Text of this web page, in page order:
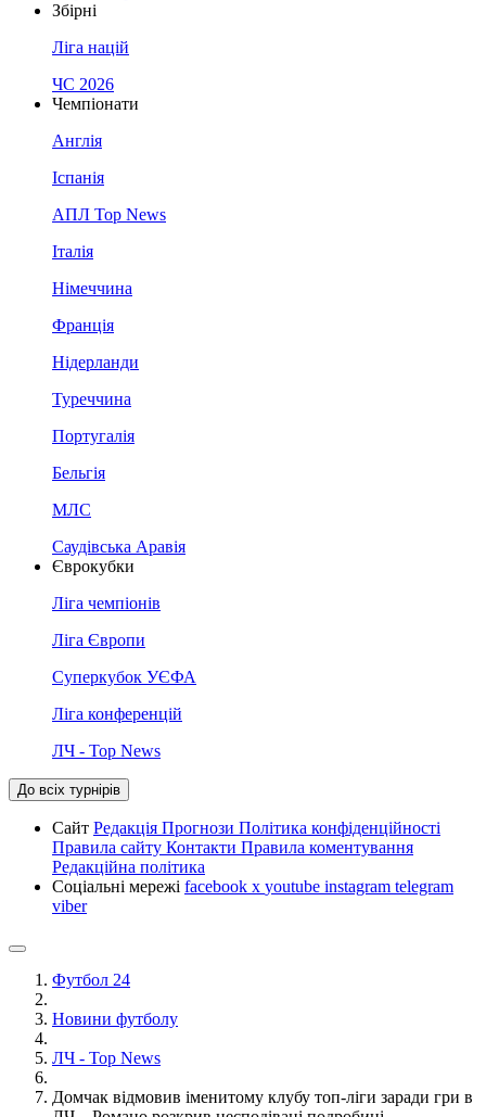
Збірні
Ліга націй
ЧС 2026
Чемпіонати
Англія
Іспанія
АПЛ Top News
Італія
Німеччина
Франція
Нідерланди
Туреччина
Португалія
Бельгія
МЛС
Саудівська Аравія
Єврокубки
Ліга чемпіонів
Ліга Європи
Суперкубок УЄФА
Ліга конференцій
ЛЧ - Top News
До всіх турнірів
Сайт Редакція Прогнози Політика конфіденційності
Правила сайту Контакти Правила коментування
Редакційна політика
Соціальні мережі facebook x youtube instagram telegram
viber
Футбол 24
Новини футболу
ЛЧ - Top News
Домчак відмовив іменитому клубу топ-ліги заради гри в